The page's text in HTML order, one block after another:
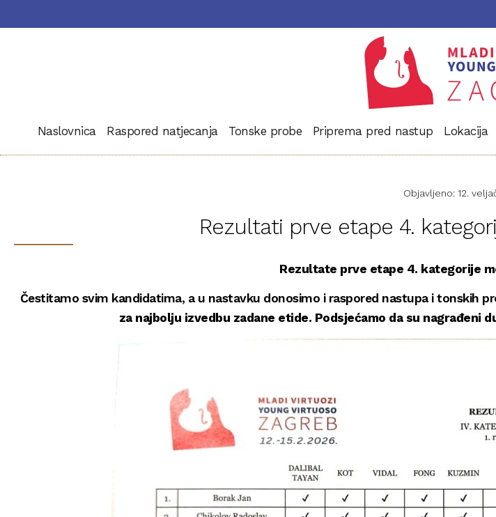
Naslovnica Raspored natjecanja Tonske probe Priprema pred nastup Lokacija
Objavljeno: 12.
Rezultati prve etape 4.
Rezultate prve etape 4. kategorije
Čestitamo svim kandidatima, a u nastavku donosimo i raspored nastupa i tonskih
za najbolju izvedbu zadane etide. Podsjećamo da su nagrađeni